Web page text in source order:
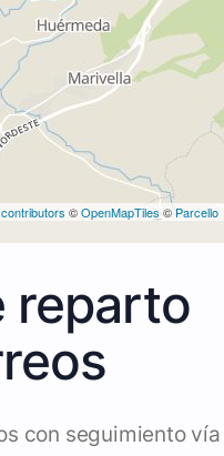
©OpenMapTiles © Parcello
reparto
con seguimiento vía